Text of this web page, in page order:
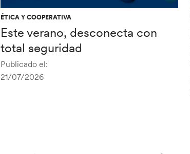
ÉTICA Y COOPERATIVA
Este verano, desconecta con
total seguridad
Publicado el:
21/07/2026